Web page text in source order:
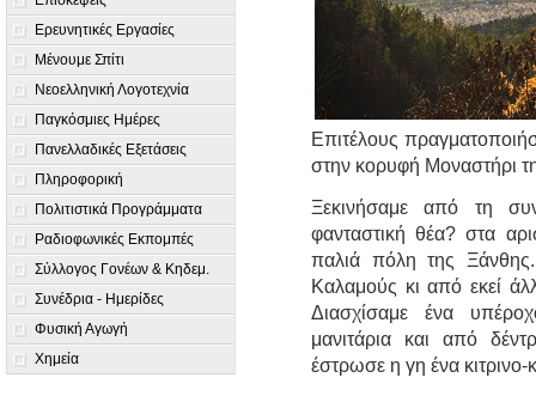
Ερευνητικές Εργασίες
Μένουμε Σπίτι
Νεοελληνική Λογοτεχνία
Παγκόσμιες Ημέρες
Πανελλαδικές Εξετάσεις
Πληροφορική
Πολιτιστικά Προγράμματα
Ραδιοφωνικές Εκπομπές
Σύλλογος Γονέων & Κηδεμ.
Συνέδρια - Ημερίδες
Φυσική Αγωγή
Χημεία
Επιτέλους
στην κορυφή Μοναστήρι
Ξεκινήσαμε από τη
φανταστική θέα? στα
παλιά πόλη της
Καλαμούς κι από εκεί
Διασχίσαμε ένα
μανιτάρια και από
έστρωσε η γη ένα